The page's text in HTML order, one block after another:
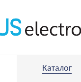
Каталог